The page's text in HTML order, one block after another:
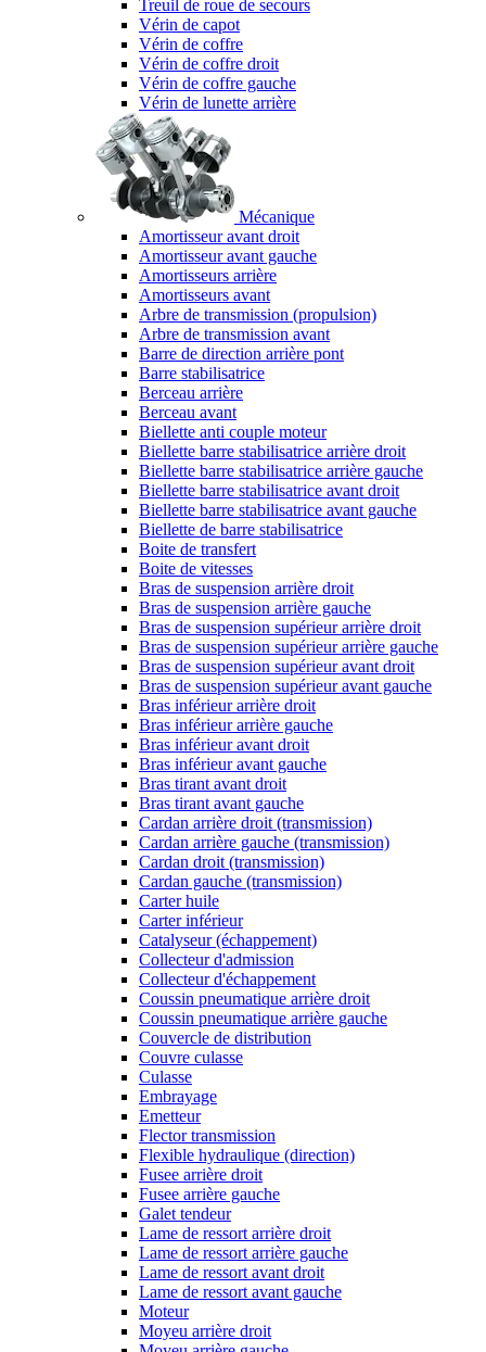
Treuil de roue de secours
Vérin de capot
Vérin de coffre
Vérin de coffre droit
Vérin de coffre gauche
Vérin de lunette arrière
Mécanique
Amortisseur avant droit
Amortisseur avant gauche
Amortisseurs arrière
Amortisseurs avant
Arbre de transmission (propulsion)
Arbre de transmission avant
Barre de direction arrière pont
Barre stabilisatrice
Berceau arrière
Berceau avant
Biellette anti couple moteur
Biellette barre stabilisatrice arrière droit
Biellette barre stabilisatrice arrière gauche
Biellette barre stabilisatrice avant droit
Biellette barre stabilisatrice avant gauche
Biellette de barre stabilisatrice
Boite de transfert
Boite de vitesses
Bras de suspension arrière droit
Bras de suspension arrière gauche
Bras de suspension supérieur arrière droit
Bras de suspension supérieur arrière gauche
Bras de suspension supérieur avant droit
Bras de suspension supérieur avant gauche
Bras inférieur arrière droit
Bras inférieur arrière gauche
Bras inférieur avant droit
Bras inférieur avant gauche
Bras tirant avant droit
Bras tirant avant gauche
Cardan arrière droit (transmission)
Cardan arrière gauche (transmission)
Cardan droit (transmission)
Cardan gauche (transmission)
Carter huile
Carter inférieur
Catalyseur (échappement)
Collecteur d'admission
Collecteur d'échappement
Coussin pneumatique arrière droit
Coussin pneumatique arrière gauche
Couvercle de distribution
Couvre culasse
Culasse
Embrayage
Emetteur
Flector transmission
Flexible hydraulique (direction)
Fusee arrière droit
Fusee arrière gauche
Galet tendeur
Lame de ressort arrière droit
Lame de ressort arrière gauche
Lame de ressort avant droit
Lame de ressort avant gauche
Moteur
Moyeu arrière droit